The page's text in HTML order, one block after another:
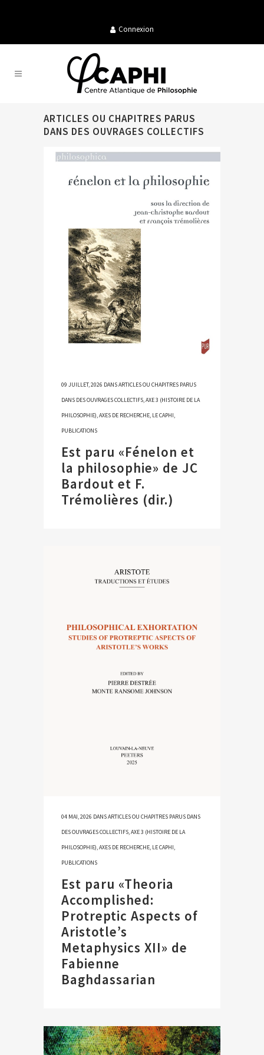
Connexion
ARTICLES OU CHAPITRES PARUS
DANS DES OUVRAGES COLLECTIFS
09 JUILLET, 2026 DANSARTICLES OU CHAPITRES PARUS
DANS DES OUVRAGES COLLECTIFS,AXE 3 (HISTOIRE DE LA
PHILOSOPHIE),AXES DE RECHERCHE, LE CAPHI,
PUBLICATIONS
Est paru «Fénelon et
la philosophie» de JC
Bardout et F.
Trémolières (dir.)
04 MAI, 2026 DANSARTICLES OU CHAPITRES PARUS DANS
DES OUVRAGES COLLECTIFS,AXE 3 (HISTOIRE DE LA
PHILOSOPHIE),AXES DE RECHERCHE, LE CAPHI,
PUBLICATIONS
Est paru «Theoria
Accomplished:
Protreptic Aspects of
Aristotle’s
Metaphysics XII» de
Fabienne
Baghdassarian